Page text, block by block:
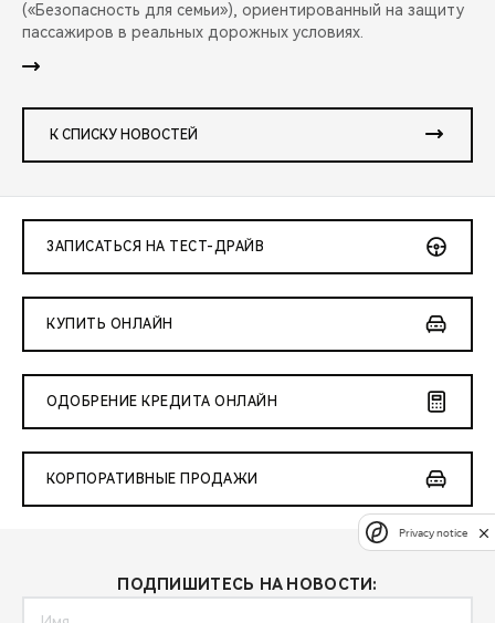
(«Безопасность для семьи»), ориентированный на защиту
пассажиров в реальных дорожных условиях.
К СПИСКУ НОВОСТЕЙ
ЗАПИСАТЬСЯ НА ТЕСТ-ДРАЙВ
КУПИТЬ ОНЛАЙН
ОДОБРЕНИЕ КРЕДИТА ОНЛАЙН
КОРПОРАТИВНЫЕ ПРОДАЖИ
ПОДПИШИТЕСЬ НА НОВОСТИ:
Privacy notice